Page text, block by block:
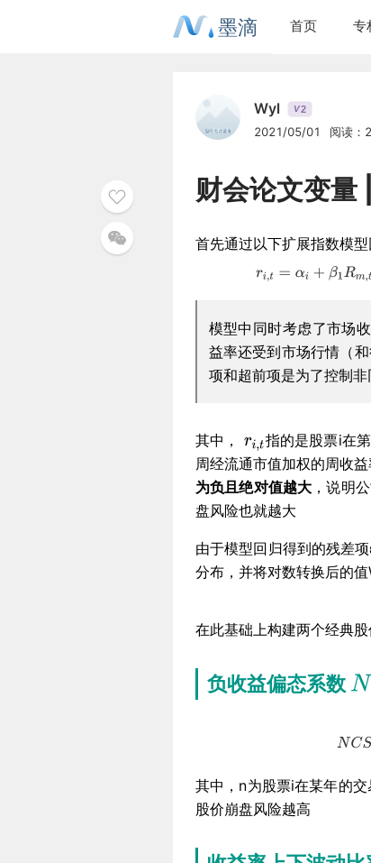
墨滴 首页 专
Wyl V2
2021/05/01 阅读：
财会论文变量
首先通过以下扩展指数模
模型中同时考虑了市场
益率还受到市场行情（
项和超前项是为了控制
其中， 指的是股票i在
周经流通市值加权的周收益
为负且绝对值越大 ，说明
盘风险也就越大
由于模型回归得到的残差
分布，并将对数转换后的
在此基础上构建两个经典
负收益偏态系数
其中，n为股票i在某年的交
股价崩盘风险越高